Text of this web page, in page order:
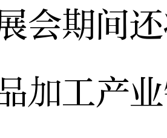
期间还
加工产